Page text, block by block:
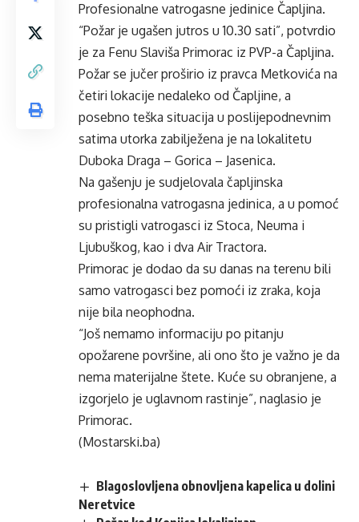
Profesionalne vatrogasne jedinice Čapljina.
“Požar je ugašen jutros u 10.30 sati”, potvrdio
je za Fenu Slaviša Primorac iz PVP-a Čapljina.
Požar se jučer proširio iz pravca Metkovića na
četiri lokacije nedaleko od Čapljine, a
posebno teška situacija u poslijepodnevnim
satima utorka zabilježena je na lokalitetu
Duboka Draga – Gorica – Jasenica.
Na gašenju je sudjelovala čapljinska
profesionalna vatrogasna jedinica, a u pomoć
su pristigli vatrogasci iz Stoca, Neuma i
Ljubuškog, kao i dva Air Tractora.
Primorac je dodao da su danas na terenu bili
samo vatrogasci bez pomoći iz zraka, koja
nije bila neophodna.
“Još nemamo informaciju po pitanju
opožarene površine, ali ono što je važno je da
nema materijalne štete. Kuće su obranjene, a
izgorjelo je uglavnom rastinje”, naglasio je
Primorac.
(Mostarski.ba)
Blagoslovljena obnovljena kapelica u dolini
Neretvice